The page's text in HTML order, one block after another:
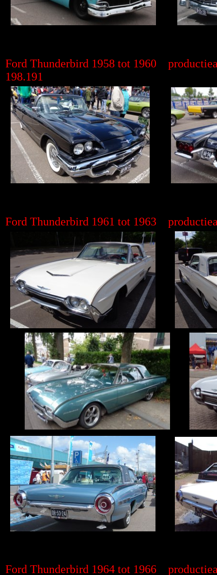
Ford Thunderbird 1958 tot 1960
198.191
Ford Thunderbird 1961 tot 1963
Ford Thunderbird 1964 tot 1966